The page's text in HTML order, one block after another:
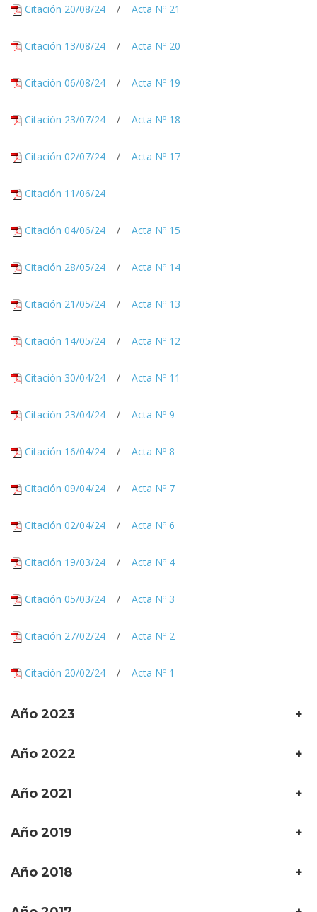
Citación 20/08/24 / Acta Nº 21
Citación 13/08/24 / Acta Nº 20
Citación 06/08/24 / Acta Nº 19
Citación 23/07/24 / Acta Nº 18
Citación 02/07/24 / Acta Nº 17
Citación 11/06/24
Citación 04/06/24 / Acta Nº 15
Citación 28/05/24 / Acta Nº 14
Citación 21/05/24 / Acta Nº 13
Citación 14/05/24 / Acta Nº 12
Citación 30/04/24 / Acta Nº 11
Citación 23/04/24 / Acta Nº 9
Citación 16/04/24 / Acta Nº 8
Citación 09/04/24 / Acta Nº 7
Citación 02/04/24 / Acta Nº 6
Citación 19/03/24 / Acta Nº 4
Citación 05/03/24 / Acta Nº 3
Citación 27/02/24 / Acta Nº 2
Citación 20/02/24 / Acta Nº 1
Año 2023 +
Año 2022 +
Año 2021 +
Año 2019 +
Año 2018 +